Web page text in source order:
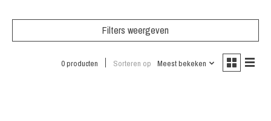
Filters weergeven
0 producten Sorteren op Meest bekeken